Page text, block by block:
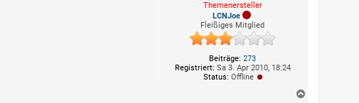
Themenersteller
LCNJoe
Fleißiges Mitglied
Beiträge: 273
Registriert: Sa 3. Apr 2010, 18:24
Status: Offline